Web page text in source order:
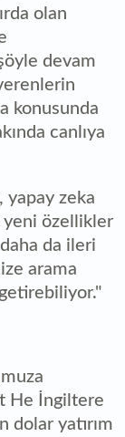
olan
devam
konusunda
canlıya
yapay zeka
yeni özellikler
da ileri
arama
He İngiltere
dolar yatırım